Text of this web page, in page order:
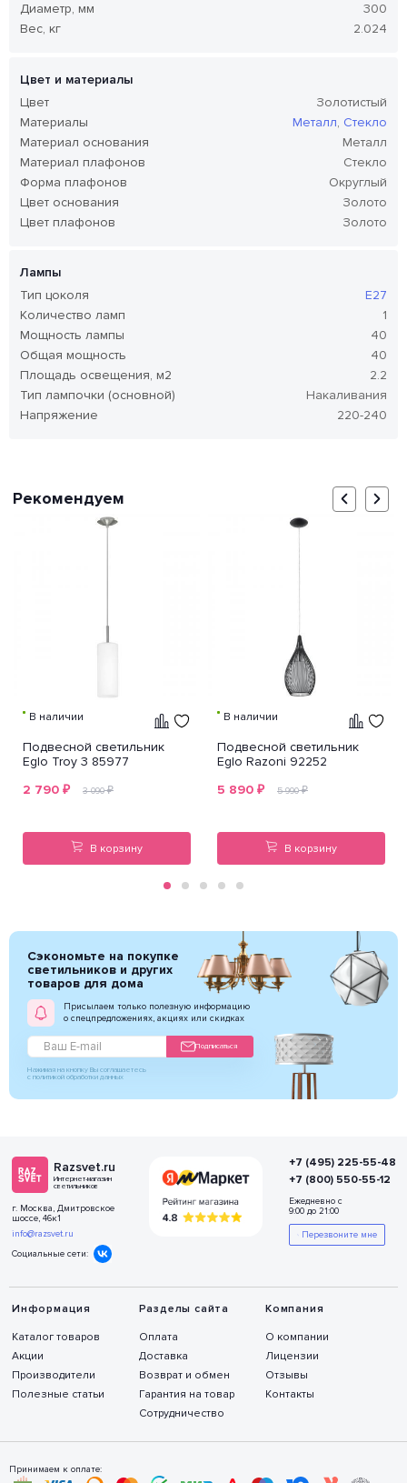
Диаметр, мм
300
Вес, кг
2.024
Цвет и материалы
Цвет
Золотистый
Материалы
Металл, Стекло
Материал основания
Металл
Материал плафонов
Стекло
Форма плафонов
Округлый
Цвет основания
Золото
Цвет плафонов
Золото
Лампы
Тип цоколя
E27
Количество ламп
1
Мощность лампы
40
Общая мощность
40
Площадь освещения, м2
2.2
Тип лампочки (основной)
Накаливания
Напряжение
220-240
Рекомендуем
В наличии
Подвесной светильник
Eglo Troy 3 85977
2 790 ₽ 3 090₽
В корзину
В наличии
Подвесной светильник
Eglo Razoni 92252
5 890 ₽ 5 990₽
В корзину
Сэкономьте на покупке
светильников и других
товаров для дома
Присылаем только полезную информацию
о спецпредложениях, акциях или скидках
Подписаться
Нажимая на кнопку Вы соглашаетесь
с политикой обработки данных
Razsvet.ru
Интернет-магазин
светильников
г. Москва, Дмитровское
шоссе, 46к1
info@razsvet.ru
Социальные сети:
Информация
Каталог товаров
Акции
Производители
Полезные статьи
Разделы сайта
Оплата
Доставка
Возврат и обмен
Гарантия на товар
Сотрудничество
Компания
О компании
Лицензии
Отзывы
Контакты
+7 (495) 225-55-48
+7 (800) 550-55-12
Ежедневно с
9:00 до 21:00
Перезвоните мне
Принимаем к оплате: